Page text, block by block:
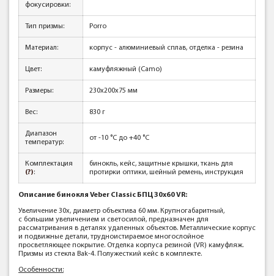
фокусировки:
Тип призмы: Porro
Материал: корпус - алюминиевый сплав, отделка - резина
Цвет: камуфляжный (Camo)
Размеры: 230x200x75 мм
Вес: 830 г
Диапазон
температур:
от -10 °С до +40 °С
Комплектация
(?):
бинокль, кейс, защитные крышки, ткань для
протирки оптики, шейный ремень, инструкция
Описание бинокля Veber Classic БПЦ 30x60 VR:
Увеличение 30х, диаметр объектива 60 мм. Крупногабаритный,
с большим увеличением и светосилой, предназначен для
рассматривания в деталях удаленных объектов. Металлические корпус
и подвижные детали, трудноистираемое многослойное
просветляющее покрытие. Отделка корпуса резиной (VR) камуфляж.
Призмы из стекла Bak-4. Полужесткий кейс в комплекте.
Особенности: